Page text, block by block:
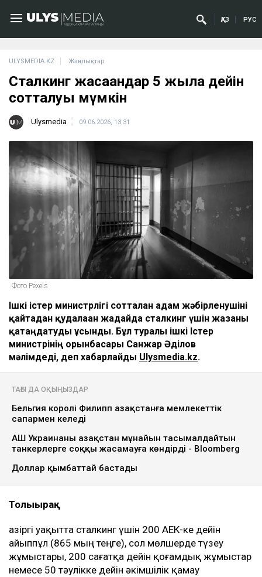
ҚАЗ РУС
ULYSMEDIA.KZ Жаңалықтар
Сталкинг жасағандар 5 жылға дейін
сотталуы мүмкін
Ulysmedia 09.06.2026, 13:31
Фото Pexels
Ішкі істер министрлігі сотталған адам жәбірленушіні
қайтадан қудалаған жағдайда сталкинг үшін жазаны
қатаңдатуды ұсынды. Бұл туралы ішкі Істер
министрінің орынбасары Санжар Әділов
мәлімдеді, деп хабарлайды Ulysmedia.kz.
ТАҒЫ ДА ОҚЫҢЫЗДАР
Бельгия королі Филипп Қазақстанға мемлекеттік
сапармен келеді
АҚШ Украинаны Қазақстан мұнайын тасымалдайтын
танкерлерге соққы жасамауға көндірді - Bloomberg
Доллар қымбаттай бастады
Толығырақ
Қазіргі уақытта сталкинг үшін 200 АЕК-ке дейін
айыппұл (865 мың теңге), сол мөлшерде түзеу
жұмыстары, 200 сағатқа дейін қоғамдық жұмыстар
немесе 50 тәулікке дейін әкімшілік қамау